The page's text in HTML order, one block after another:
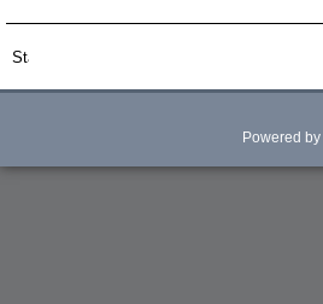
Powered by